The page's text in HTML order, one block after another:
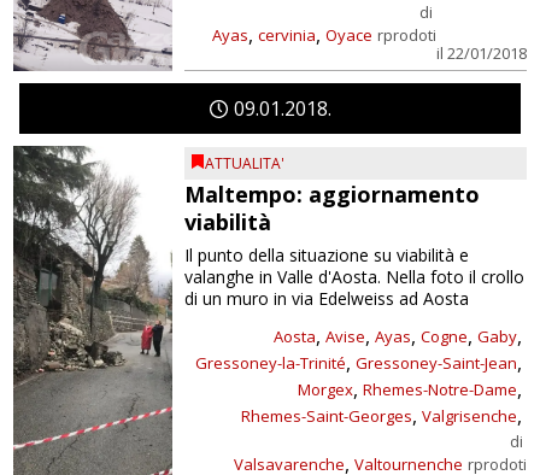
Ayas, cervinia, Oyace
di
rprodoti
il 22/01/2018
0901 2018
ATTUALITA'
Maltempo: aggiornamento
viabilità
Aosta, Avise, Ayas, Cogne, Gaby,
Gressoney-la-Trinité, Gressoney-Saint-Jean,
Morgex, Rhemes-Notre-Dame,
Rhemes-Saint-Georges, Valgrisenche,
Valsavarenche, Valtournenche
di
rprodoti
Il punto della situazione su viabilità e
valanghe in Valle d'Aosta. Nella foto il crollo
di un muro in via Edelweiss ad Aosta